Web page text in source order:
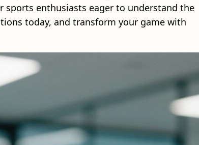
sports enthusiasts eager to understand the
today, and transform your game with